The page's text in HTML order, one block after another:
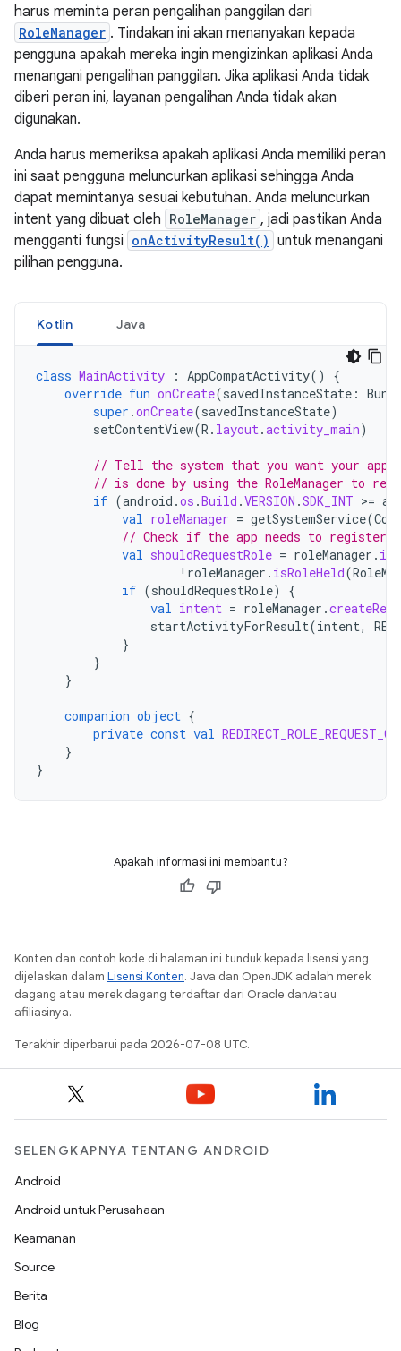
harus meminta peran pengalihan panggilan dari
RoleManager . Tindakan ini akan menanyakan kepada
pengguna apakah mereka ingin mengizinkan aplikasi Anda
menangani pengalihan panggilan. Jika aplikasi Anda tidak
diberi peran ini, layanan pengalihan Anda tidak akan
digunakan.
Anda harus memeriksa apakah aplikasi Anda memiliki peran
ini saat pengguna meluncurkan aplikasi sehingga Anda
dapat memintanya sesuai kebutuhan. Anda meluncurkan
intent yang dibuat oleh RoleManager , jadi pastikan Anda
mengganti fungsi onActivityResult() untuk menangani
pilihan pengguna.
Kotlin Java
class MainActivity : AppCompatActivity()
{
override fun onCreate(savedInstanceState :
super .onCreate(savedInstanceState)
setContentView(R . layout.activity_main)
// Tell the system that you want your
// is done by using the RoleManager to
if (android .os .Build .VERSION .SDK_INT >=
val roleManager = getSystemService(
// Check if the app needs to
val shouldRequestRole = roleManager .
! roleManager . isRoleHeld(
if (shouldRequestRole)
{
val intent = roleManager .
startActivityForResult(intent,
}
}
}
companion object {
private const val
}
}
Apakah informasi ini membantu?
Konten dan contoh kode di halaman ini tunduk kepada lisensi yang
dijelaskan dalam Lisensi Konten. Java dan OpenJDK adalah merek
dagang atau merek dagang terdaftar dari Oracle dan/atau
afiliasinya.
Terakhir diperbarui pada 2026-07-08 UTC.
SELENGKAPNYA TENTANG ANDROID
Android
Android untuk Perusahaan
Keamanan
Source
Berita
Blog